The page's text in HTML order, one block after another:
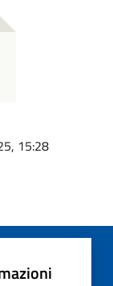
15:28